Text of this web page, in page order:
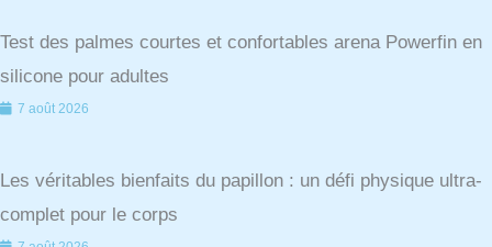
Test des palmes courtes et confortables arena Powerfin en
silicone pour adultes
7 août 2026
Les véritables bienfaits du papillon : un défi physique ultra-
complet pour le corps